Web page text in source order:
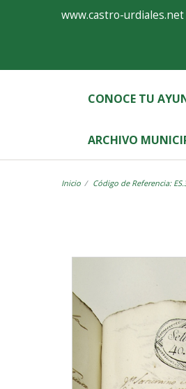
Castro-
Urdiales
www.castro-urdiales.net
CONOCE TU
ARCHIVO
Inicio Código de Referencia: